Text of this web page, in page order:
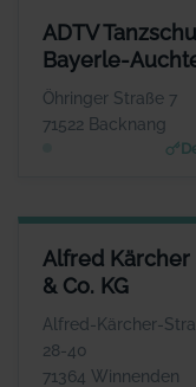
ADTV
Bayerle-
Öhringer Straße 7
71522 Backnang
ADTV TANZSCHULE
Herr
Alfred Kärcher
& Co. KG
Alfred-Kärcher-
28-40
71364 Winnenden
ALFRED KÄRCHER
Herr